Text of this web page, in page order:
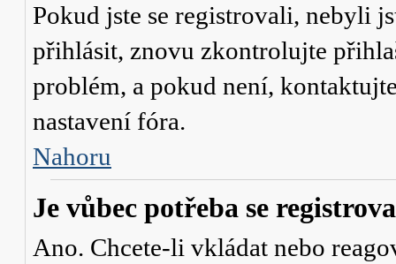
Pokud jste se registrovali, nebyli
přihlásit, znovu zkontrolujte
problém, a pokud není,
nastavení fóra.
Nahoru
Je vůbec potřeba se
Ano. Chcete-li vkládat nebo